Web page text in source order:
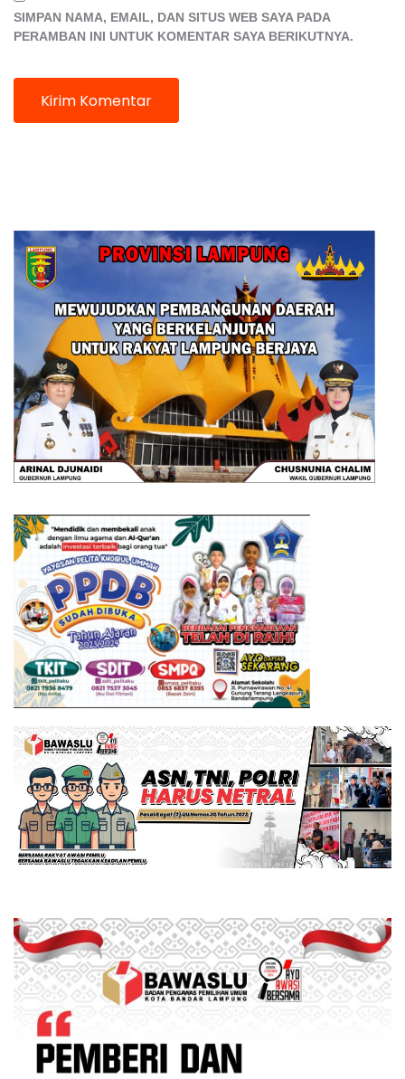
SIMPAN NAMA, EMAIL, DAN SITUS WEB SAYA PADA
PERAMBAN INI UNTUK KOMENTAR SAYA BERIKUTNYA.